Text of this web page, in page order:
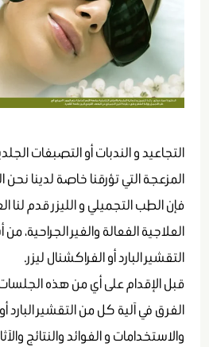
التجاعيد و الندبات أو التصبغات
المزعجة التي تؤرقنا خاصة لدينا
فإن الطب التجميلي و الليزر قدم لنا
العلاجية الفعالة والغير الجراحية،
التقشير البارد أو الفراكشنال ليزر.
قبل الإقدام على أي من هذه
الفرق في آلية كل من التقشير البارد
والاستخدامات و الفوائد والنتائج